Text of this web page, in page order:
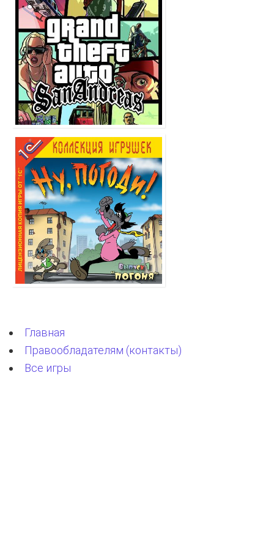
Главная
Правообладателям (контакты)
Все игры